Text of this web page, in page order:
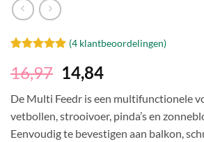
5op 5
gebaseerd
op klant
waarderingen
(4klantbeoordelingen)
16,97 14,84
De Multi Feedr is een multifunctionele
vetbollen, strooivoer, pinda’s en
Eenvoudig te bevestigen aan balkon,